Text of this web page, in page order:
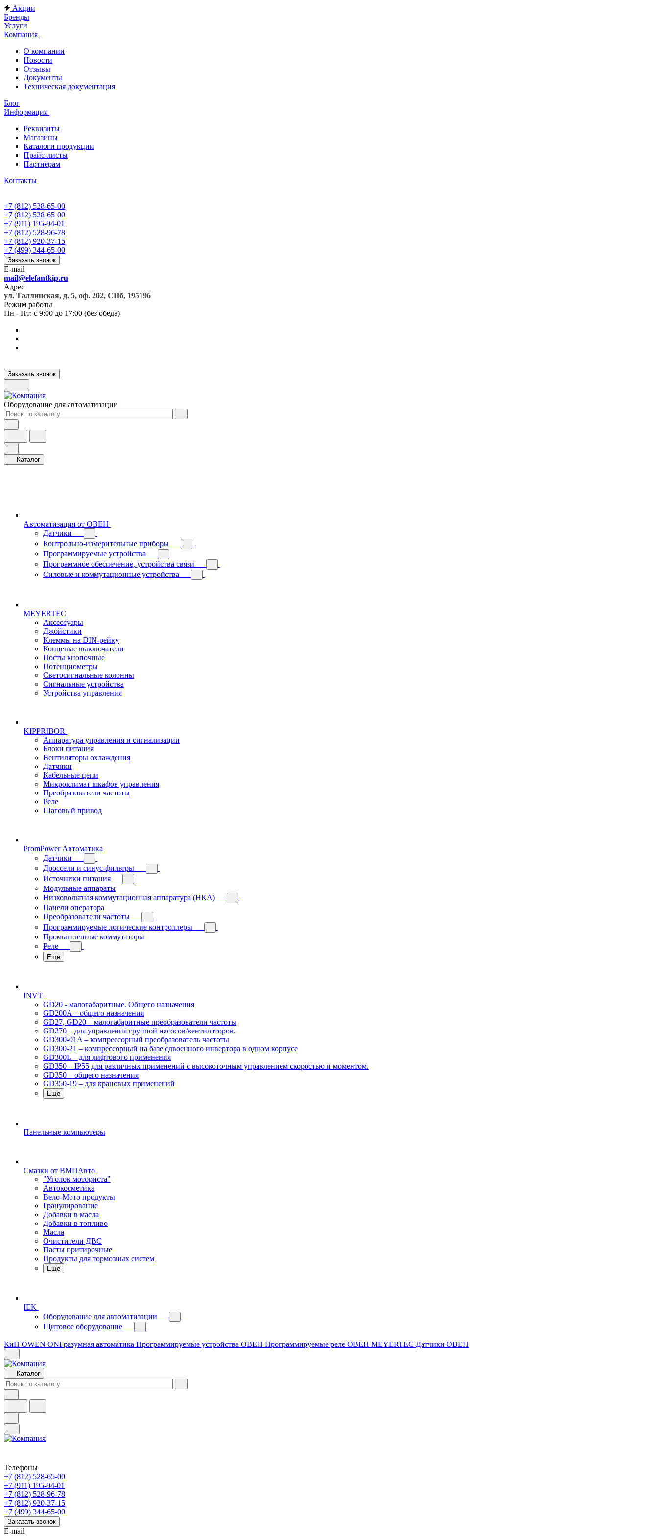
Акции
Бренды
Услуги
Компания
О компании
Новости
Отзывы
Документы
Техническая документация
Блог
Информация
Реквизиты
Магазины
Каталоги продукции
Прайс-листы
Партнерам
Контакты
+7 (812) 528-65-00
+7 (812) 528-65-00
+7 (911) 195-94-01
+7 (812) 528-96-78
+7 (812) 920-37-15
+7 (499) 344-65-00
Заказать звонок
E-mail
mail@elefantkip.ru
Адрес
ул. Таллинская, д. 5, оф. 202, СПб, 195196
Режим работы
Пн - Пт: с 9:00 до 17:00 (без обеда)
Заказать звонок
Оборудование для автоматизации
Каталог
Автоматизация от ОВЕН
Датчики
Контрольно-измерительные приборы
Программируемые устройства
Программное обеспечение, устройства связи
Силовые и коммутационные устройства
MEYERTEC
Аксессуары
Джойстики
Клеммы на DIN-рейку
Концевые выключатели
Посты кнопочные
Потенциометры
Светосигнальные колонны
Сигнальные устройства
Устройства управления
KIPPRIBOR
Аппаратура управления и сигнализации
Блоки питания
Вентиляторы охлаждения
Датчики
Кабельные цепи
Микроклимат шкафов управления
Преобразователи частоты
Реле
Шаговый привод
PromPower Автоматика
Датчики
Дроссели и синус-фильтры
Источники питания
Модульные аппараты
Низковольтная коммутационная аппаратура (НКА)
Панели оператора
Преобразователи частоты
Программируемые логические контроллеры
Промышленные коммутаторы
Реле
Еще
INVT
GD20 - малогабаритные. Общего назначения
GD200A – общего назначения
GD27, GD20 – малогабаритные преобразователи частоты
GD270 – для управления группой насосов/вентиляторов.
GD300-01A – компрессорный преобразователь частоты
GD300-21 – компрессорный на базе сдвоенного инвертора в одном корпусе
GD300L – для лифтового применения
GD350 – IP55 для различных применений с высокоточным управлением скоростью и моментом.
GD350 – общего назначения
GD350-19 – для крановых применений
Еще
Панельные компьютеры
Смазки от ВМПАвто
"Уголок моториста"
Автокосметика
Вело-Мото продукты
Гранулирование
Добавки в масла
Добавки в топливо
Масла
Очистители ДВС
Пасты притирочные
Продукты для тормозных систем
Еще
IEK
Оборудование для автоматизации
Щитовое оборудование
КиП OWEN ONI разумная автоматика Программируемые устройства ОВЕН Программируемые реле ОВЕН MEYERTEC Датчики ОВЕН
Каталог
Телефоны
+7 (812) 528-65-00
+7 (911) 195-94-01
+7 (812) 528-96-78
+7 (812) 920-37-15
+7 (499) 344-65-00
Заказать звонок
E-mail